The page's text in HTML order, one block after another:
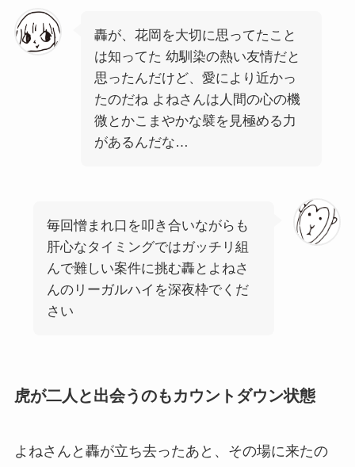
轟が、花岡を大切に思ってたこと
は知ってた 幼馴染の熱い友情だと
思ったんだけど、愛により近かっ
たのだね よねさんは人間の心の機
微とかこまやかな襞を見極める力
があるんだな…
毎回憎まれ口を叩き合いながらも
肝心なタイミングではガッチリ組
んで難しい案件に挑む轟とよねさ
んのリーガルハイを深夜枠でくだ
さい
虎が二人と出会うのもカウントダウン状態
よねさんと轟が立ち去ったあと、その場に来たの